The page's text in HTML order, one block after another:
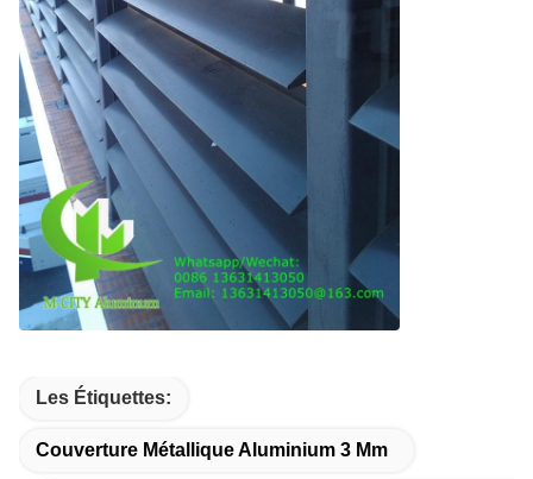
Les Étiquettes:
Couverture Métallique Aluminium 3 Mm